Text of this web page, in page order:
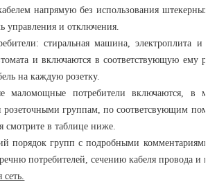
напрямую без использования
управления и отключения.
стиральная машина, электроплита и
и включаются в соответствующую ему
на каждую розетку.
маломощные потребители включаются, в
розеточными группам, по соответсвующим
смотрите в таблице ниже.
порядок групп с подробными
потребителей, сечению кабеля провода и